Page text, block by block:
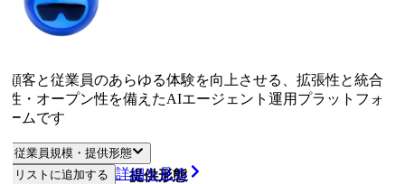
客と従業員のあらゆる体験を向上させる、拡張性と統合
・オープン性を備えたAIエージェント運用プラットフォ
ムです
従業員規模・提供形態
従業員規模
提供形態
リストに追加する 詳細を見る